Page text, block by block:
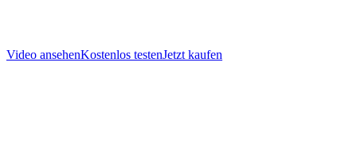
Video ansehenKostenlos testenJetzt kaufen